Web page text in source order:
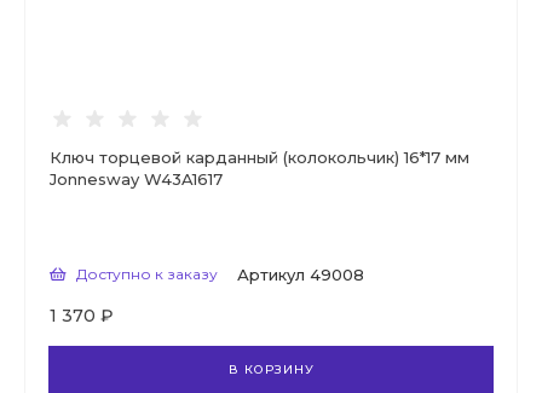
Ключ торцевой карданный (колокольчик) 16*17 мм
Jonnesway W43A1617
Доступно к заказу Артикул 49008
1 370 ₽
В КОРЗИНУ